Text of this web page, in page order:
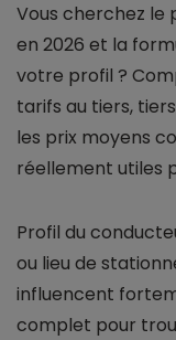
Vous cherchez le
en 2026 et la
votre profil ?
tarifs au tiers,
les prix moyens
réellement utiles
Profil du
ou lieu de
influencent
complet pour